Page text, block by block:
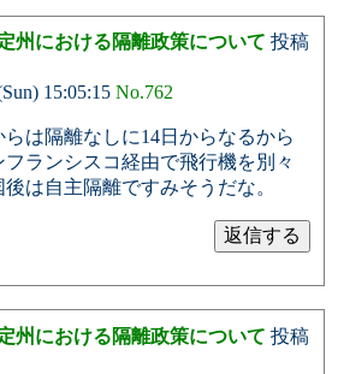
州における隔離政策について 投稿
15:05:15 No.762
は隔離なしに14日からなるから
ランシスコ経由で飛行機を別々
は自主隔離ですみそうだな。
州における隔離政策について 投稿